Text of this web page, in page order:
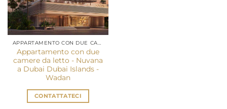
APPARTAMENTO CON DUE CAMERE DA LETTO DUBAI
Appartamento con due
camere da letto - Nuvana
a Dubai Dubai Islands -
Wadan
CONTATTATECI